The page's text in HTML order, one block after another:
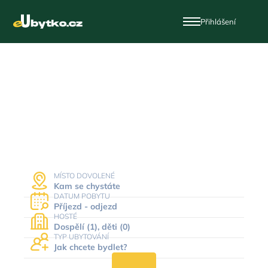
Přihlášení
MÍSTO DOVOLENÉ
Kam se chystáte
DATUM POBYTU
Příjezd - odjezd
HOSTÉ
Dospělí (1), děti (0)
TYP UBYTOVÁNÍ
Jak chcete bydlet?